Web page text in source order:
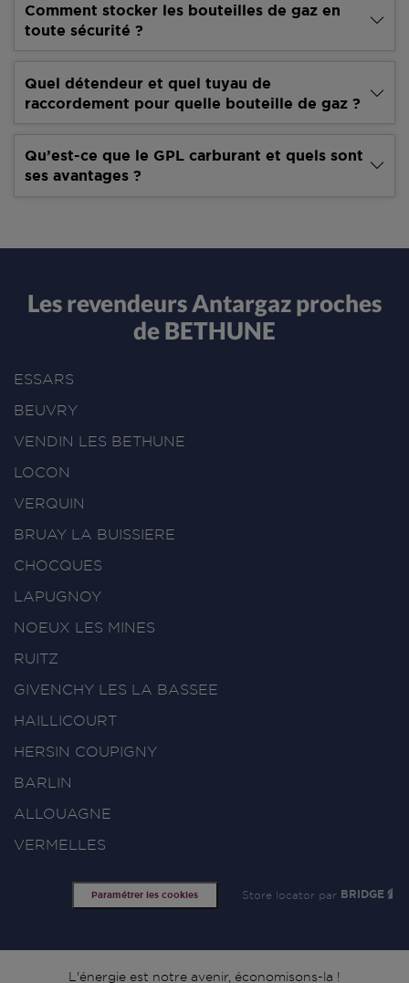
Comment stocker les bouteilles de gaz en
toute sécurité ?
Quel détendeur et quel tuyau de
raccordement pour quelle bouteille de gaz ?
Qu’est-ce que le GPL carburant et quels sont
ses avantages ?
Les revendeurs Antargaz proches
de BETHUNE
ESSARS
BEUVRY
VENDIN LES BETHUNE
LOCON
VERQUIN
BRUAY LA BUISSIERE
CHOCQUES
LAPUGNOY
NOEUX LES MINES
RUITZ
GIVENCHY LES LA BASSEE
HAILLICOURT
HERSIN COUPIGNY
BARLIN
ALLOUAGNE
VERMELLES
Paramétrer les cookies Store locator par BRIDGE
L'énergie est notre avenir, économisons-la !